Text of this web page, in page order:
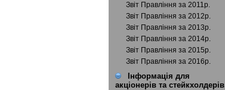
Звіт Правління за 2011р.
Звіт Правління за 2012р.
Звіт Правління за 2013р.
Звіт Правління за 2014р.
Звіт Правління за 2015р.
Звіт Правління за 2016р.
Інформація для
акціонерів та стейкхолдерів